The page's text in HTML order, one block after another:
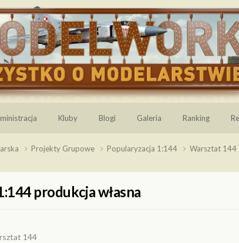
Kluby Blogi Galeria Ranking
Projekty Grupowe Popularyzacja 1:144 Warsztat 144
produkcja własna
144